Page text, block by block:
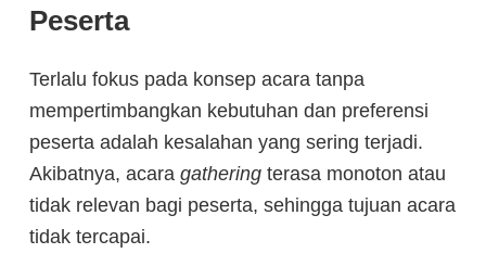
Peserta
Terlalu fokus pada konsep acara tanpa
mempertimbangkan kebutuhan dan preferensi
peserta adalah kesalahan yang sering terjadi.
Akibatnya, acara gathering terasa monoton atau
tidak relevan bagi peserta, sehingga tujuan acara
tidak tercapai.